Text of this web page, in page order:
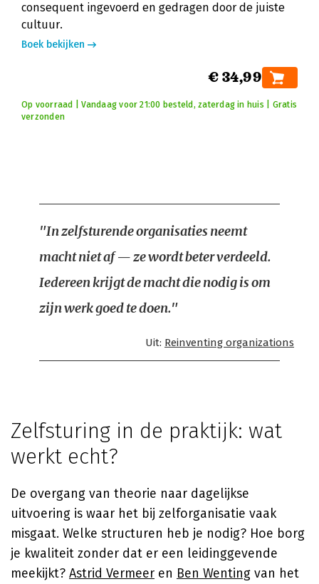
consequent ingevoerd en gedragen door de juiste
cultuur.
Boek bekijken
€ 34,99
Op voorraad | Vandaag voor 21:00 besteld, zaterdag in huis | Gratis
verzonden
"In zelfsturende organisaties neemt
macht niet af — ze wordt beter verdeeld.
Iedereen krijgt de macht die nodig is om
zijn werk goed te doen."
Uit: Reinventing organizations
Zelfsturing in de praktijk: wat
werkt echt?
De overgang van theorie naar dagelijkse
uitvoering is waar het bij zelforganisatie vaak
misgaat. Welke structuren heb je nodig? Hoe borg
je kwaliteit zonder dat er een leidinggevende
meekijkt? Astrid Vermeer en Ben Wenting van het